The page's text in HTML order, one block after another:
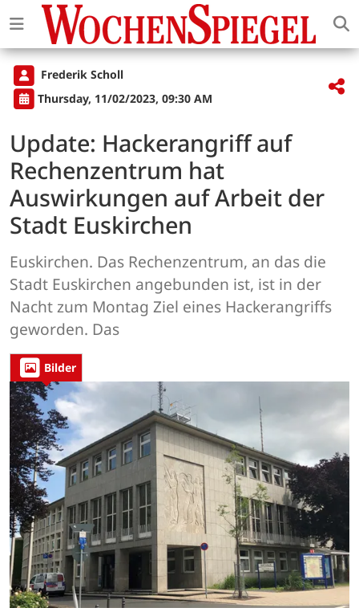
Frederik Scholl
Thursday, 11/02/2023, 09:30 AM
Update: Hackerangriff auf
Rechenzentrum hat
Auswirkungen auf Arbeit der
Stadt Euskirchen
Euskirchen. Das Rechenzentrum, an das die
Stadt Euskirchen angebunden ist, ist in der
Nacht zum Montag Ziel eines Hackerangriffs
geworden. Das
Bilder